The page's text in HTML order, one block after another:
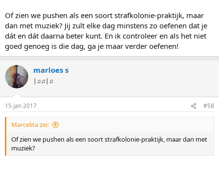
Of zien we pushen als een soort strafkolonie-praktijk, maar
dan met muziek? Jij zult elke dag minstens zo oefenen dat je
dát en dát daarna beter kunt. En ik controleer en als het niet
goed genoeg is die dag, ga je maar verder oefenen!
marloes s
|♫♫|♫
15 jan 2017 #58
Marcelita zei:
Of zien we pushen als een soort strafkolonie-praktijk, maar dan met
muziek?